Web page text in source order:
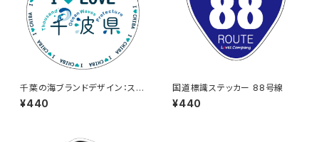
千葉の海ブランドデザイン：ステ
ッカー3
¥440
国道標識ステッカー 88号線
¥440